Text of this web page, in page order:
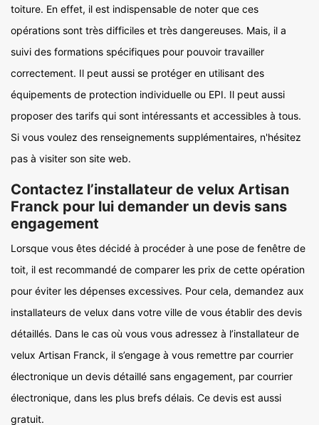
toiture. En effet, il est indispensable de noter que ces
opérations sont très difficiles et très dangereuses. Mais, il a
suivi des formations spécifiques pour pouvoir travailler
correctement. Il peut aussi se protéger en utilisant des
équipements de protection individuelle ou EPI. Il peut aussi
proposer des tarifs qui sont intéressants et accessibles à tous.
Si vous voulez des renseignements supplémentaires, n'hésitez
pas à visiter son site web.
Contactez l’installateur de velux Artisan
Franck pour lui demander un devis sans
engagement
Lorsque vous êtes décidé à procéder à une pose de fenêtre de
toit, il est recommandé de comparer les prix de cette opération
pour éviter les dépenses excessives. Pour cela, demandez aux
installateurs de velux dans votre ville de vous établir des devis
détaillés. Dans le cas où vous vous adressez à l’installateur de
velux Artisan Franck, il s’engage à vous remettre par courrier
électronique un devis détaillé sans engagement, par courrier
électronique, dans les plus brefs délais. Ce devis est aussi
gratuit.